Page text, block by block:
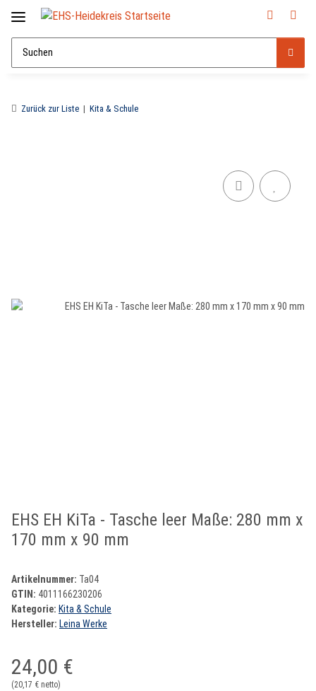
Zurück zur Liste Kita & Schule
EHS EH KiTa - Tasche leer Maße: 280 mm x
170 mm x 90 mm
Artikelnummer: Ta04
GTIN: 4011166230206
Kategorie: Kita & Schule
Hersteller: Leina Werke
24,00 €
(20,17 € netto)